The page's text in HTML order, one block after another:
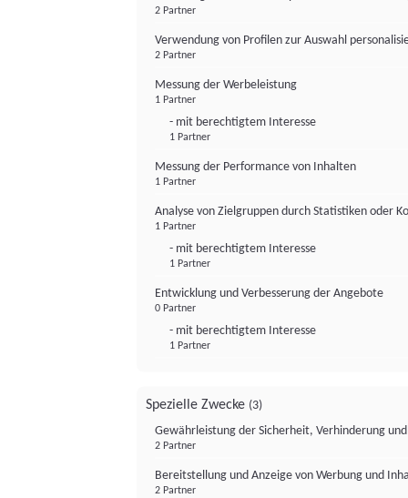
2 Partner
Verwendung von Profilen zur Auswahl
2 Partner
Messung der Werbeleistung
1 Partner
- mit berechtigtem Interesse
1 Partner
Messung der Performance von Inhalten
1 Partner
Analyse von Zielgruppen durch Statistiken oder
1 Partner
- mit berechtigtem Interesse
1 Partner
Entwicklung und Verbesserung der Angebote
0 Partner
- mit berechtigtem Interesse
1 Partner
Spezielle Zwecke (3)
Gewährleistung der Sicherheit, Verhinderung
2 Partner
Bereitstellung und Anzeige von Werbung und
2 Partner